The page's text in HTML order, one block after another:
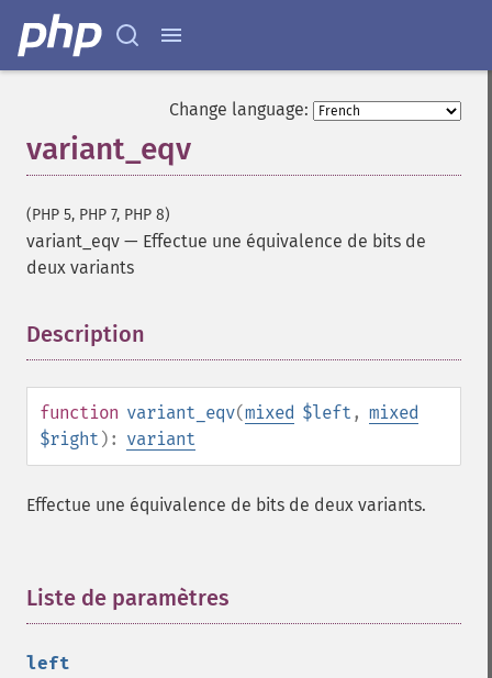
Change language:
variant_eqv
(PHP 5, PHP 7, PHP 8)
variant_eqv — Effectue une équivalence de bits de
deux variants
Description
function variant_eqv(mixed $left , mixed
$right ): variant
Effectue une équivalence de bits de deux variants.
Liste de paramètres
left